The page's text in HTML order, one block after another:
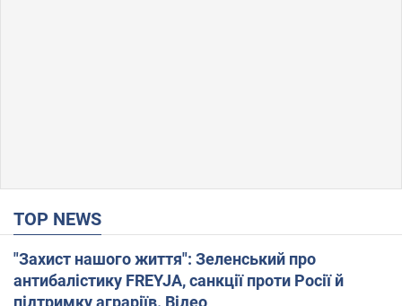
TOP NEWS
"Захист нашого життя": Зеленський про
антибалістику FREYJA, санкції проти Росії й
підтримку аграріїв. Відео